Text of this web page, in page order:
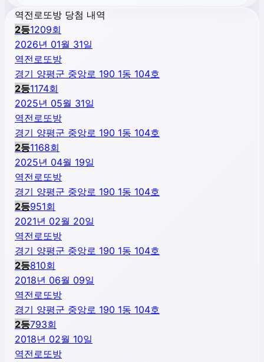
역전로또방 당첨 내역
2등1209회
2026년 01월 31일
역전로또방
경기 양평군 중앙로 190 1동 104호
2등1174회
2025년 05월 31일
역전로또방
경기 양평군 중앙로 190 1동 104호
2등1168회
2025년 04월 19일
역전로또방
경기 양평군 중앙로 190 1동 104호
2등951회
2021년 02월 20일
역전로또방
경기 양평군 중앙로 190 1동 104호
2등810회
2018년 06월 09일
역전로또방
경기 양평군 중앙로 190 1동 104호
2등793회
2018년 02월 10일
역전로또방